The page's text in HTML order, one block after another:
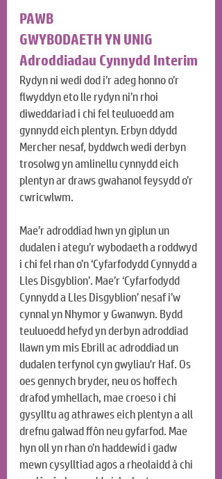
PAWB
GWYBODAETH YN UNIG
Adroddiadau Cynnydd Interim
Rydyn ni wedi dod i’r adeg honno o’r
flwyddyn eto lle rydyn ni’n rhoi
diweddariad i chi fel teuluoedd am
gynnydd eich plentyn. Erbyn ddydd
Mercher nesaf, byddwch wedi derbyn
trosolwg yn amlinellu cynnydd eich
plentyn ar draws gwahanol feysydd o’r
cwricwlwm.
Mae’r adroddiad hwn yn giplun un
dudalen i ategu’r wybodaeth a roddwyd
i chi fel rhan o’n ‘Cyfarfodydd Cynnydd a
Lles Disgyblion’. Mae’r ‘Cyfarfodydd
Cynnydd a Lles Disgyblion’ nesaf i’w
cynnal yn Nhymor y Gwanwyn. Bydd
teuluoedd hefyd yn derbyn adroddiad
llawn ym mis Ebrill ac adroddiad un
dudalen terfynol cyn gwyliau'r Haf. Os
oes gennych bryder, neu os hoffech
drafod ymhellach, mae croeso i chi
gysylltu ag athrawes eich plentyn a all
drefnu galwad ffôn neu gyfarfod. Mae
hyn oll yn rhan o’n haddewid i gadw
mewn cysylltiad agos a rheolaidd â chi